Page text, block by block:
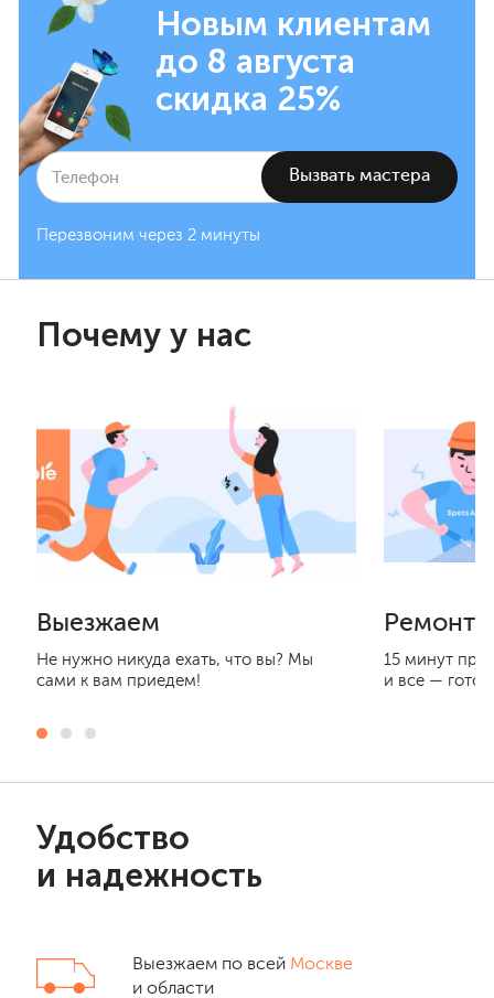
Новым клиентам
до 8 августа
скидка 25%
Перезвоним через 2 минуты
Почему у нас
Выезжаем
Не нужно никуда ехать, что вы? Мы
сами к вам приедем!
15 минут
и все —
Удобство
и надежность
Выезжаем по всей Москве
и области